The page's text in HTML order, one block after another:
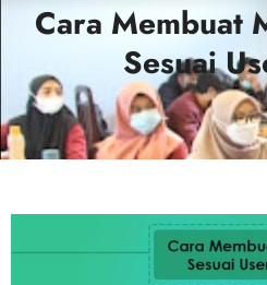
Cara Membuat
Sesuai